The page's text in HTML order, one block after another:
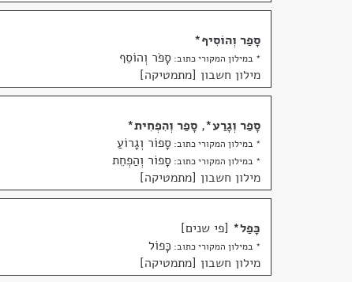
סָפַר וְהוֹסִיף*
* במילון המקורי כתוב: סָפֹר וְהוֹסֵף
מילון חשבון [מתמטיקה]
סָפַר וְגָרַע*
, סָפַר וְהִפְחִית*
* במילון המקורי כתוב: סָפוֹר וְגָרוֹעַ
* במילון המקורי כתוב: סָפוֹר וְהַפְחֵת
מילון חשבון [מתמטיקה]
כָּפַל* פי שנים
* במילון המקורי כתוב: כָּפוֹל
מילון חשבון [מתמטיקה]